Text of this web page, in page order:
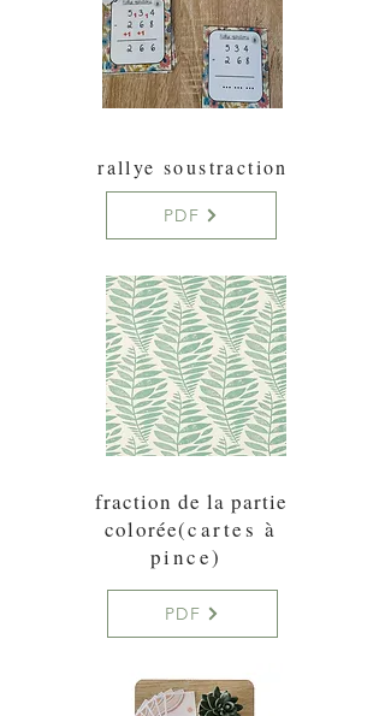
rallye soustraction
PDF
fraction de la partie
colorée(cartes à
pince)
PDF